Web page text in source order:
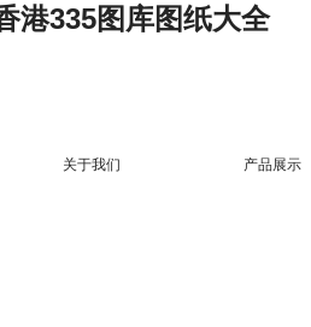
港335图库图纸大全
关于我们 产品展示